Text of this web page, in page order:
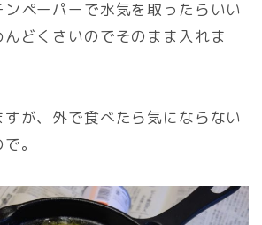
ペーパーで水気を取ったらいい
どくさいのでそのまま入れま
が、外で食べたら気にならない
。